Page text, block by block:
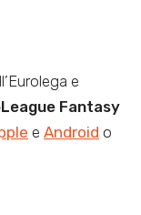
e
Fantasy
e Android o